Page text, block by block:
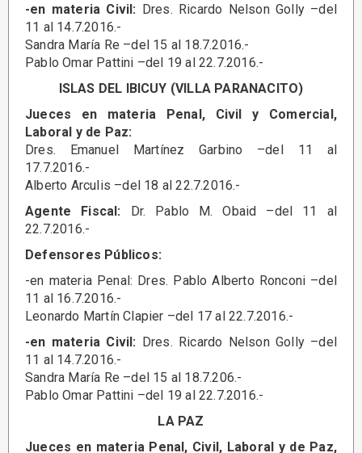
-en materia Civil: Dres. Ricardo Nelson Golly –del
11 al 14.7.2016.-
Sandra María Re –del 15 al 18.7.2016.-
Pablo Omar Pattini –del 19 al 22.7.2016.-
ISLAS DEL IBICUY (VILLA PARANACITO)
Jueces en materia Penal, Civil y Comercial,
Laboral y de Paz:
Dres. Emanuel Martínez Garbino –del 11 al
17.7.2016.-
Alberto Arculis –del 18 al 22.7.2016.-
Agente Fiscal: Dr. Pablo M. Obaid –del 11 al
22.7.2016.-
Defensores Públicos:
-en materia Penal: Dres. Pablo Alberto Ronconi –del
11 al 16.7.2016.-
Leonardo Martín Clapier –del 17 al 22.7.2016.-
-en materia Civil: Dres. Ricardo Nelson Golly –del
11 al 14.7.2016.-
Sandra María Re –del 15 al 18.7.206.-
Pablo Omar Pattini –del 19 al 22.7.2016.-
LA PAZ
Jueces en materia Penal, Civil, Laboral y de Paz,